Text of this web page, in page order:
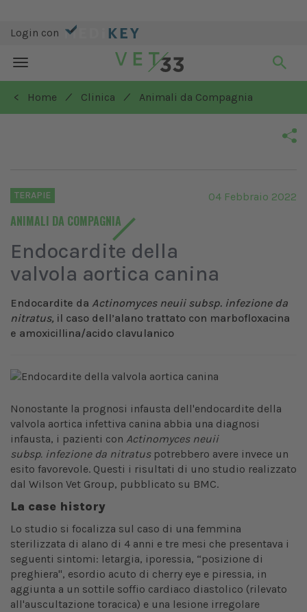
Login con
Toggle
navigation
< Home
/ Clinica / Animali da Compagnia
TERAPIE
ANIMALI DA COMPAGNIA
04 Febbraio 2022
Endocardite della
valvola aortica canina
Endocardite da Actinomyces neuii subsp. infezione da
nitratus, il caso dell’alano trattato con marbofloxacina
e amoxicillina/acido clavulanico
Nonostante la prognosi infausta dell'endocardite della
valvola aortica infettiva canina abbia una diagnosi
infausta, i pazienti con Actinomyces neuii
subsp. infezione da nitratuspotrebbero avere invece un
esito favorevole. Questi i risultati di uno studio realizzato
dal Wilson Vet Group, pubblicato su BMC.
La case history
Lo studio si focalizza sul caso di una femmina
sterilizzata di alano di 4 anni e tre mesi che presentava i
seguenti sintomi: letargia, iporessia, “posizione di
preghiera", esordio acuto di cherry eye e piressia, in
aggiunta a un sottile soffio cardiaco diastolico (rilevato
all'auscultazione toracica) e una lesione irregolare